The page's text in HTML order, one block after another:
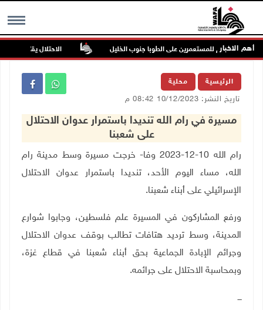
MENU أهم الاخبار
في هجوم للمستعمرين على الطوبا جنوب الخليل الاحتلال يقتحم عورتا
الرئيسية محلية
تاريخ النشر: 10/12/2023 08:42 م
مسيرة في رام الله تنديدا باستمرار عدوان الاحتلال
على شعبنا
رام الله 10-12-2023 وفا- خرجت مسيرة وسط مدينة رام
الله، مساء اليوم الأحد، تنديدا باستمرار عدوان الاحتلال
الإسرائيلي على أبناء شعبنا.
ورفع المشاركون في المسيرة علم فلسطين، وجابوا شوارع
المدينة، وسط ترديد هتافات تطالب بوقف عدوان الاحتلال
وجرائم الإبادة الجماعية بحق أبناء شعبنا في قطاع غزة،
وبمحاسبة الاحتلال على جرائمه.
ـــ